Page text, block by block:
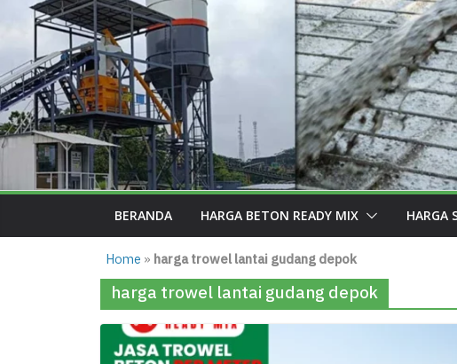
BERANDA HARGA BETON READY MIX HARGA
Home » harga trowel lantai gudang depok
harga trowel lantai gudang depok